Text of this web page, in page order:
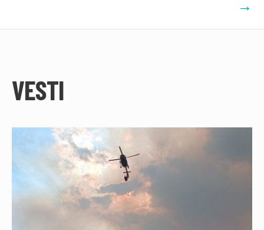
→
VESTI